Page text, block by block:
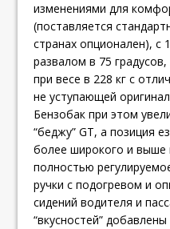
изменениями для
(поставляется
странах опционален), с
развалом в 75
при весе в 228 кг с
не уступающей
Бензобак при этом
“беджу” GT, а позиция
более широкого и выше
полностью
ручки с подогревом и
сидений водителя и
“вкусностей”